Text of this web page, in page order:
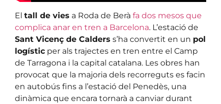
El tall de vies a Roda de Berà fa dos mesos que
complica anar en tren a Barcelona. L’estació de
Sant Vicenç de Calders s’ha convertit en un pol
logístic per als trajectes en tren entre el Camp
de Tarragona i la capital catalana. Les obres han
provocat que la majoria dels recorreguts es facin
en autobús fins a l’estació del Penedès, una
dinàmica que encara tornarà a canviar durant